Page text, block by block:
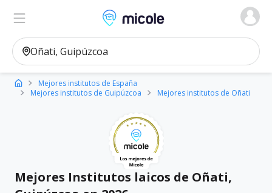
Micole, buscador de colegios
Ver en el mapa
Mejores institutos de España
Mejores institutos de Guipúzcoa
Mejores institutos de Oñati
Mejores Institutos laicos de Oñati,